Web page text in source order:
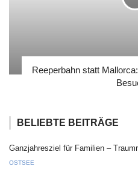
Reeperbahn statt
BELIEBTE BEITRÄGE
Ganzjahresziel für Familien –
OSTSEE